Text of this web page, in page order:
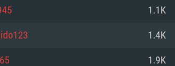
Go (client minimal)
Go (client minimal)
Internet à haut débit
Go (client minimal)
1.1K
1.4K
1.9K